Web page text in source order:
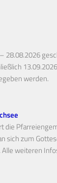
28.08.2026
werden.
die
sich zum
weiteren